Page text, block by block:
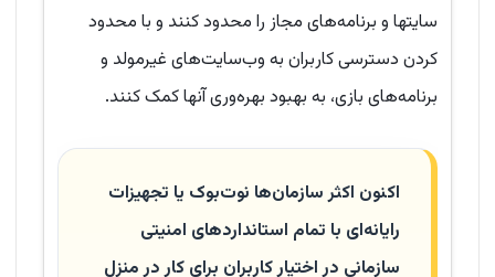
سایتها و برنامه‌های مجاز را محدود کنند و با محدود
کردن دسترسی کاربران به وب‌سایت‌های غیرمولد و
برنامه‌های بازی، به بهبود بهره‌وری آنها کمک کنند.
اکنون اکثر سازمان‌ها نوت‌بوک یا تجهیزات
رایانه‌ای با تمام استانداردهای امنیتی
سازمانی در اختیار کاربران برای کار در منزل